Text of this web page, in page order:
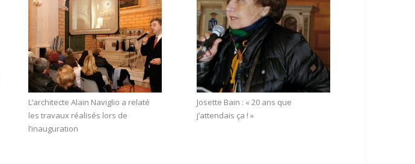
L’architecte Alain Naviglio a relaté
les travaux réalisés lors de
l’inauguration
Josette Bain : « 20 ans que
j’attendais ça ! »